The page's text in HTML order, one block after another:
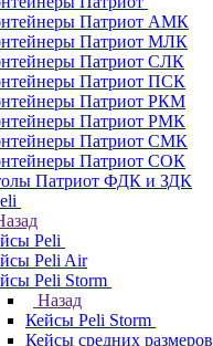
Патриот АМК
Патриот МЛК
Патриот CЛК
Патриот ПСК
Патриот РКМ
Патриот РМК
Патриот СМК
Патриот СОК
Патриот ФДК и ЗДК
Peli
Peli Air
Peli Storm
Назад
Кейсы Peli Storm
Кейсы средних размеров